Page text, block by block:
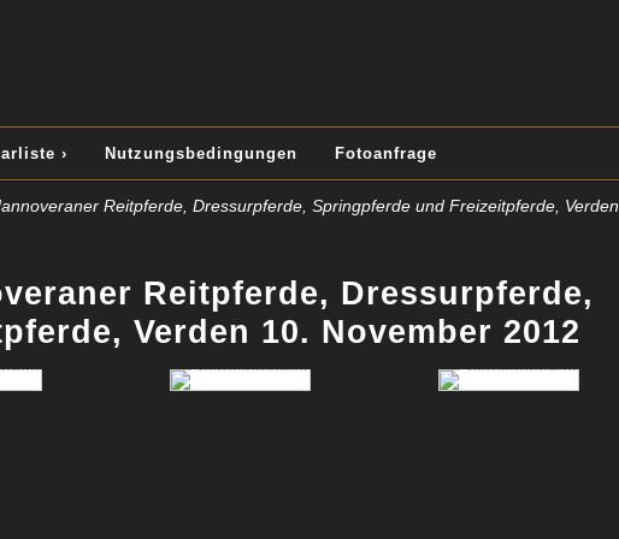
› Nutzungsbedingungen Fotoanfrage
Reitpferde, Dressurpferde, Springpferde und Freizeitpferde, Verden
Reitpferde, Dressurpferde,
Verden 10. November 2012